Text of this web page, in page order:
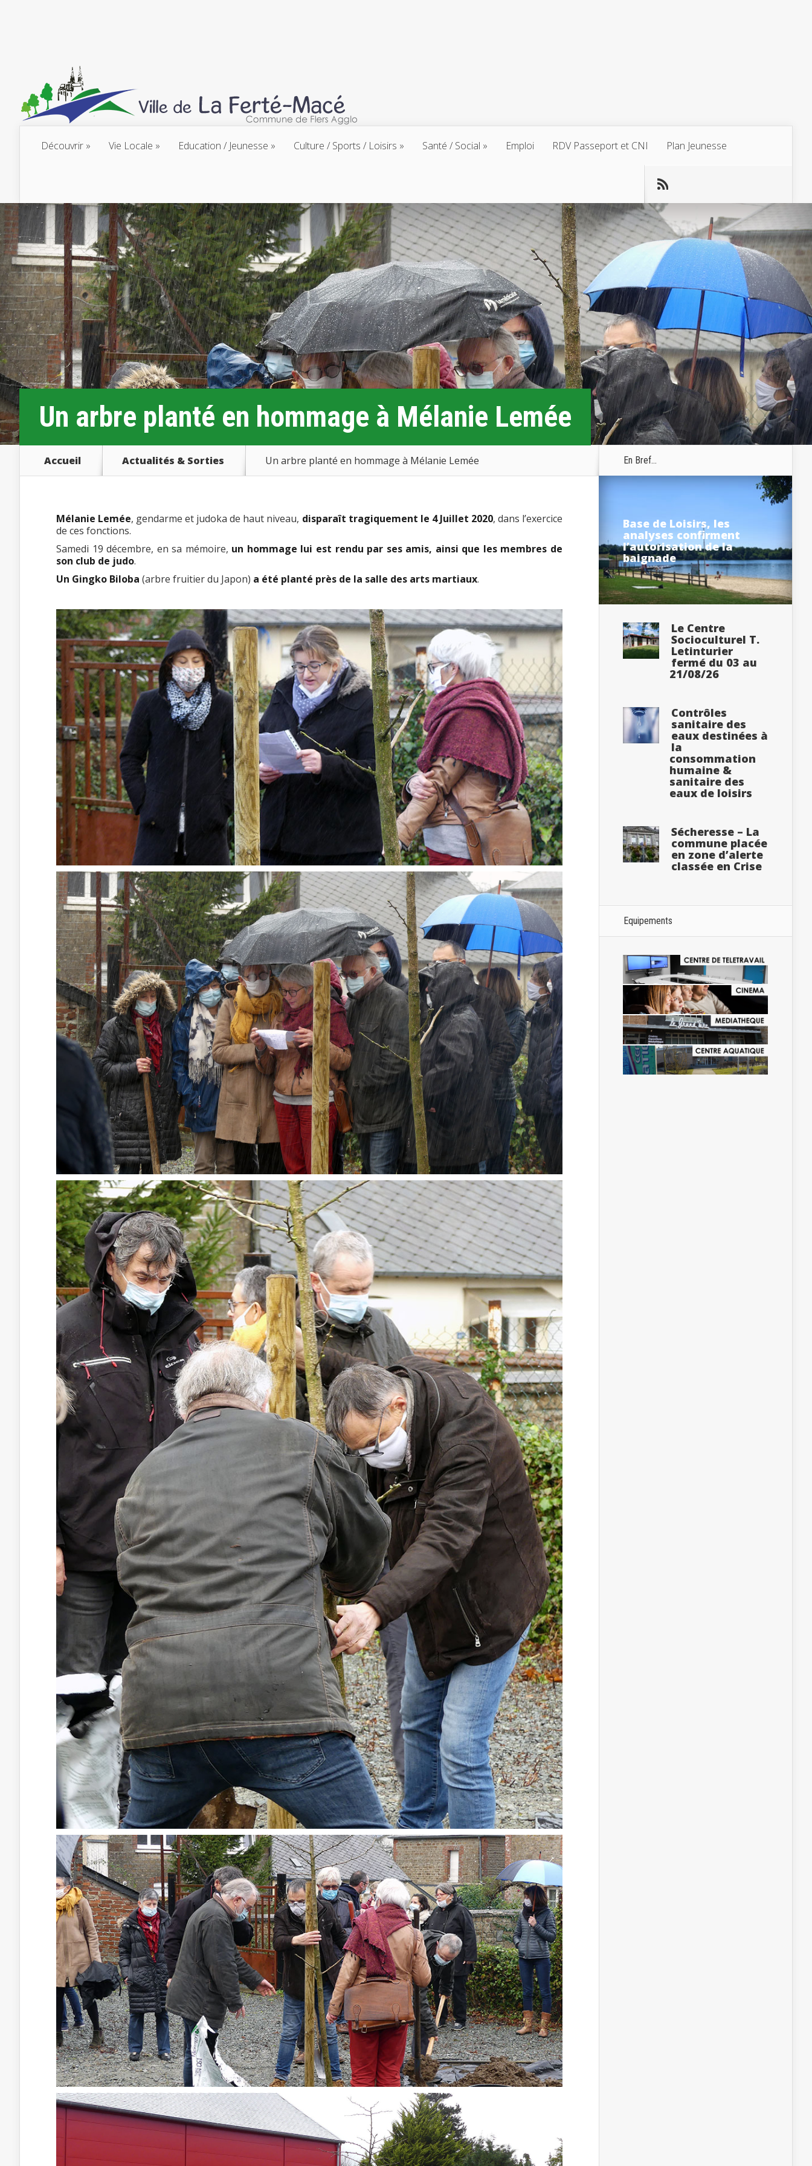
Découvrir Vie Locale Education / Jeunesse Culture / Sports / Loisirs Santé / Social Emploi RDV Passeport et CNI Plan Jeunesse
Un arbre planté en hommage à Mélanie Lemée
Accueil Actualités & Sorties Un arbre planté en hommage à Mélanie Lemée
Mélanie Lemée, gendarme et judoka de haut niveau, disparaît tragiquement le 4 Juillet 2020, dans l’exercice
de ces fonctions.
Samedi 19 décembre, en sa mémoire, un hommage lui est rendu par ses amis, ainsi que les membres de
son club de judo.
Un Gingko Biloba (arbre fruitier du Japon) a été planté près de la salle des arts martiaux.
En Bref...
Base de Loisirs, les
analyses confirment
l’autorisation de la
baignade
Le Centre
Socioculturel T.
Letinturier
fermé du 03 au
21/08/26
Contrôles
sanitaire des
eaux destinées à
la
consommation
humaine &
sanitaire des
eaux de loisirs
Sécheresse – La
commune placée
en zone d’alerte
classée en Crise
Equipements